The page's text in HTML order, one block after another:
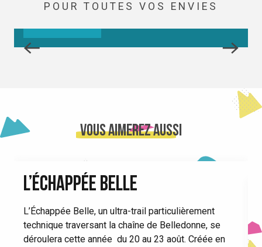
ValcolinePOUR TOUTES VOS ENVIES
Vous aimerez aussi
L’ÉCHAPPÉE BELLE
L’Échappée Belle, un ultra-trail particulièrement
technique traversant la chaîne de Belledonne, se
déroulera cette année du 20 au 23 août. Créée en